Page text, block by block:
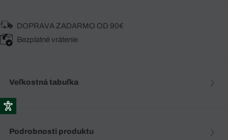
DOPRAVA ZADARMO OD 90€
Bezplatné vrátenie
Veľkostná tabuľka
Podrobnosti produktu